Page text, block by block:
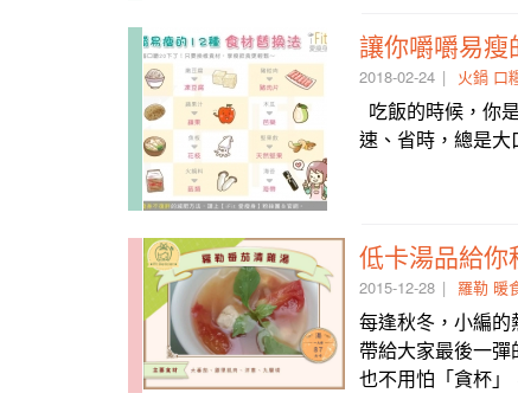
讓你嚼嚼易
2018-02-24 火鍋 口
吃飯的時候，你
速、省時，總是大
低卡湯品給
2015-12-28 羅勒 暖
每逢秋冬，小編
帶給大家最後一
也不用怕「貪杯」